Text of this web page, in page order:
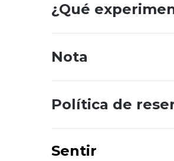
¿Qué
Nota
Política de
Sentir